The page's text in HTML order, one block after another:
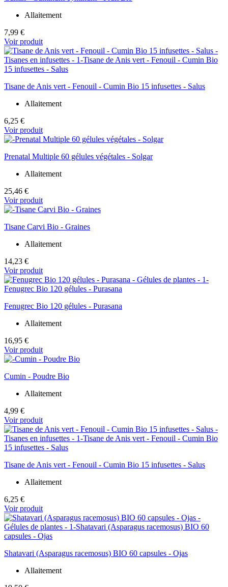
Allaitement
7,99 €
Voir produit
Tisane de Anis vert - Fenouil - Cumin Bio 15 infusettes - Salus
Allaitement
6,25 €
Voir produit
Prenatal Multiple 60 gélules végétales - Solgar
Allaitement
25,46 €
Voir produit
Tisane Carvi Bio - Graines
Allaitement
14,23 €
Voir produit
Fenugrec Bio 120 gélules - Purasana
Allaitement
16,95 €
Voir produit
Cumin - Poudre Bio
Allaitement
4,99 €
Voir produit
Tisane de Anis vert - Fenouil - Cumin Bio 15 infusettes - Salus
Allaitement
6,25 €
Voir produit
Shatavari (Asparagus racemosus) BIO 60 capsules - Ojas
Allaitement